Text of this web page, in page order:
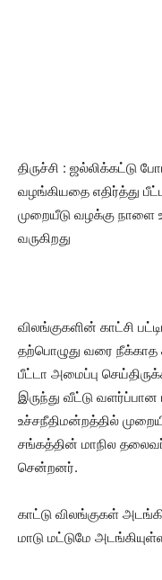
திருச்சி : ஜல்லிக்கட்டு
வழங்கியதை எதிர்த்து
முறையீடு வழக்கு நாளை
வருகிறது
விலங்குகளின் காட்சி
தற்பொழுது வரை
பீட்டா அமைப்பு
இருந்து வீட்டு
உச்சநீதிமன்றத்தில்
சங்கத்தின் மாநில
சென்றனர்.
காட்டு விலங்குகள்
மாடு மட்டுமே